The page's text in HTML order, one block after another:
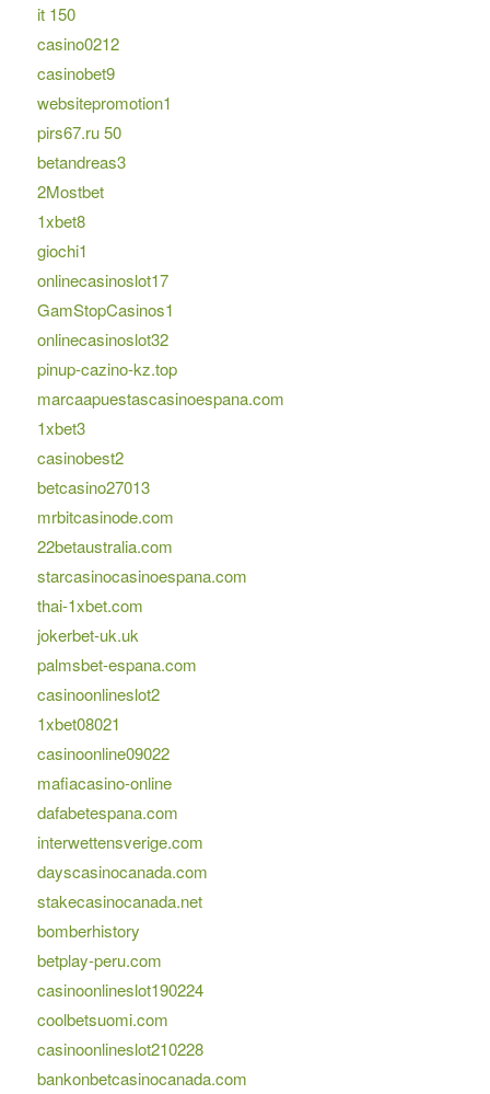
it 150
casino0212
casinobet9
websitepromotion1
pirs67.ru 50
betandreas3
2Mostbet
1xbet8
giochi1
onlinecasinoslot17
GamStopCasinos1
onlinecasinoslot32
pinup-cazino-kz.top
marcaapuestascasinoespana.com
1xbet3
casinobest2
betcasino27013
mrbitcasinode.com
22betaustralia.com
starcasinocasinoespana.com
thai-1xbet.com
jokerbet-uk.uk
palmsbet-espana.com
casinoonlineslot2
1xbet08021
casinoonline09022
mafiacasino-online
dafabetespana.com
interwettensverige.com
dayscasinocanada.com
stakecasinocanada.net
bomberhistory
betplay-peru.com
casinoonlineslot190224
coolbetsuomi.com
casinoonlineslot210228
bankonbetcasinocanada.com